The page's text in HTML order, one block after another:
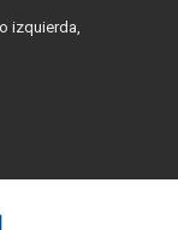
izquierda,